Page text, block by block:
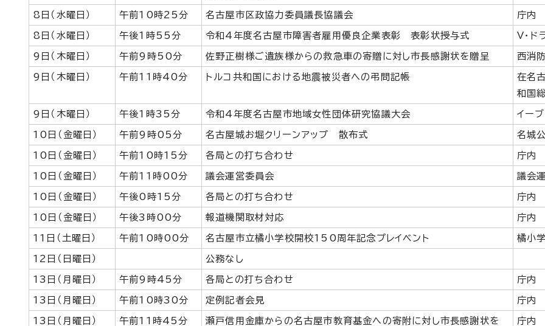
8日（水曜日） 午前10時25分 名古屋市区政協力委員議長協議会 庁内
8日（水曜日） 午後1時55分 令和4年度名古屋市障害者雇用優良企業表彰 表彰状授与式 V・ド
9日（木曜日） 午前9時50分 佐野正樹様ご遺族様からの救急車の寄贈に対し市長感謝状を贈呈 西消
9日（木曜日） 午前11時40分 トルコ共和国における地震被災者への弔問記帳
在名
和国
9日（木曜日） 午後1時35分 令和4年度名古屋市地域女性団体研究協議大会 イー
10日（金曜日） 午前9時05分 名古屋城お堀クリーンアップ 散布式 名城
10日（金曜日） 午前10時15分 各局との打ち合わせ 庁内
10日（金曜日） 午前11時00分 議会運営委員会 議会
10日（金曜日） 午後0時15分 各局との打ち合わせ 庁内
10日（金曜日） 午後3時00分 報道機関取材対応 庁内
11日（土曜日） 午前10時00分 名古屋市立橘小学校開校150周年記念プレイベント 橘小
12日（日曜日） 公務なし
13日（月曜日） 午前9時45分 各局との打ち合わせ 庁内
13日（月曜日） 午前10時30分 定例記者会見 庁内
13日（月曜日） 午前11時45分
瀬戸信用金庫からの名古屋市教育基金への寄附に対し市長感謝状を
庁内